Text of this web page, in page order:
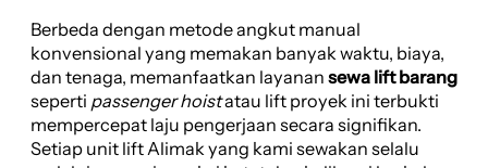
Berbeda dengan metode angkut manual
konvensional yang memakan banyak waktu, biaya,
dan tenaga, memanfaatkan layanan sewa lift barang
seperti passenger hoistatau lift proyek ini terbukti
mempercepat laju pengerjaan secara signifikan.
Setiap unit lift Alimak yang kami sewakan selalu